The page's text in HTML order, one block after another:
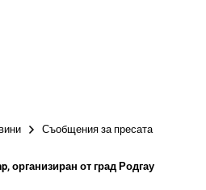
Български
Съобщения за пресата
организиран от град Родгау